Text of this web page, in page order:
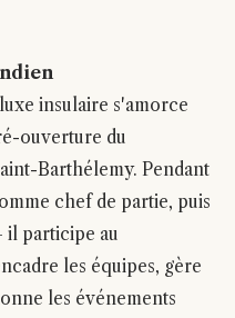
insulaire s'amorce
ouverture du
Barthélemy. Pendant
chef de partie, puis
participe au
les équipes, gère
les événements